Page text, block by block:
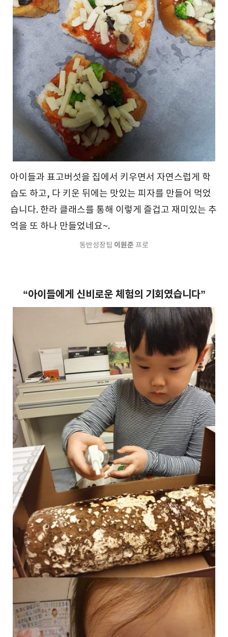
아이들과 표고버섯을 집에서 키우면서 자연스럽게 학
습도 하고, 다 키운 뒤에는 맛있는 피자를 만들어 먹었
습니다. 한라 클래스를 통해 이렇게 즐겁고 재미있는 추
억을 또 하나 만들었네요~.
동반성장팀 이원준 프로
“아이들에게 신비로운 체험의 기회였습니다”